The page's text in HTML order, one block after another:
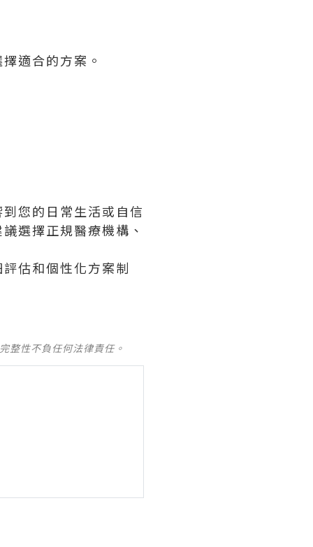
適合的方案。
您的日常生活或自信
選擇正規醫療機構、
估和個性化方案制
整性不負任何法律責任。